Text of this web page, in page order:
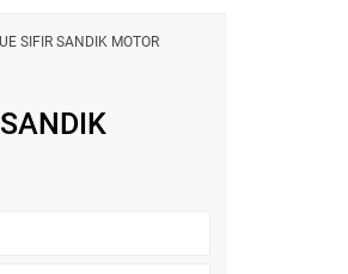
SIFIR SANDIK MOTOR